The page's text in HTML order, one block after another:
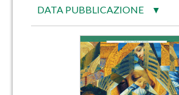
DATA PUBBLICAZIONE ▼